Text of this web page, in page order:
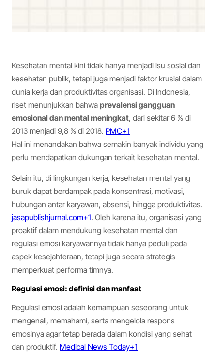
Kesehatan mental kini tidak hanya menjadi isu sosial dan
kesehatan publik, tetapi juga menjadi faktor krusial dalam
dunia kerja dan produktivitas organisasi. Di Indonesia,
riset menunjukkan bahwa prevalensi gangguan
emosional dan mental meningkat, dari sekitar 6 % di
2013 menjadi 9,8 % di 2018. PMC+1
Hal ini menandakan bahwa semakin banyak individu yang
perlu mendapatkan dukungan terkait kesehatan mental.
Selain itu, di lingkungan kerja, kesehatan mental yang
buruk dapat berdampak pada konsentrasi, motivasi,
hubungan antar karyawan, absensi, hingga produktivitas.
jasapublishjurnal.com+1. Oleh karena itu, organisasi yang
proaktif dalam mendukung kesehatan mental dan
regulasi emosi karyawannya tidak hanya peduli pada
aspek kesejahteraan, tetapi juga secara strategis
memperkuat performa timnya.
Regulasi emosi: definisi dan manfaat
Regulasi emosi adalah kemampuan seseorang untuk
mengenali, memahami, serta mengelola respons
emosinya agar tetap berada dalam kondisi yang sehat
dan produktif. Medical News Today+1